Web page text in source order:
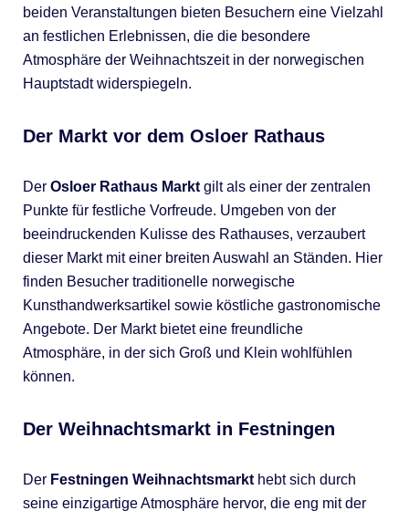
beiden Veranstaltungen bieten Besuchern eine Vielzahl
an festlichen Erlebnissen, die die besondere
Atmosphäre der Weihnachtszeit in der norwegischen
Hauptstadt widerspiegeln.
Der Markt vor dem Osloer Rathaus
Der Osloer Rathaus Marktgilt als einer der zentralen
Punkte für festliche Vorfreude. Umgeben von der
beeindruckenden Kulisse des Rathauses, verzaubert
dieser Markt mit einer breiten Auswahl an Ständen. Hier
finden Besucher traditionelle norwegische
Kunsthandwerksartikel sowie köstliche gastronomische
Angebote. Der Markt bietet eine freundliche
Atmosphäre, in der sich Groß und Klein wohlfühlen
können.
Der Weihnachtsmarkt in Festningen
Der Festningen Weihnachtsmarkthebt sich durch
seine einzigartige Atmosphäre hervor, die eng mit der